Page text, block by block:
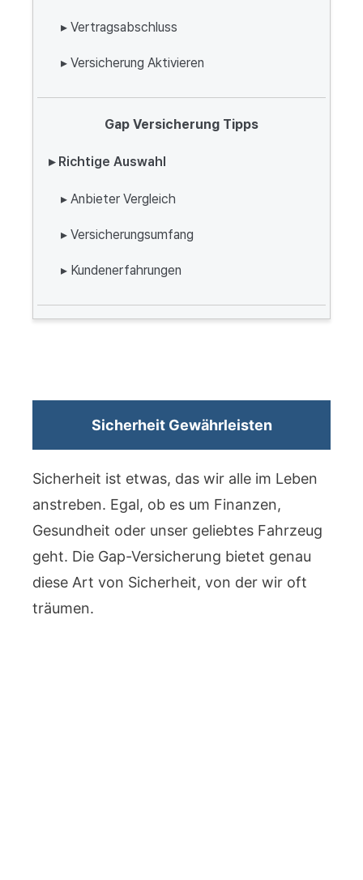
▸ Vertragsabschluss
▸ Versicherung Aktivieren
Gap Versicherung Tipps
▸ Richtige Auswahl
▸ Anbieter Vergleich
▸ Versicherungsumfang
▸ Kundenerfahrungen
Sicherheit Gewährleisten
Sicherheit ist etwas, das wir alle im Leben
anstreben. Egal, ob es um Finanzen,
Gesundheit oder unser geliebtes Fahrzeug
geht. Die Gap-Versicherung bietet genau
diese Art von Sicherheit, von der wir oft
träumen.